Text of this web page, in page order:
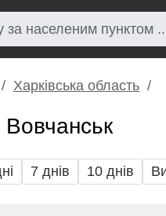
Харківська область
Вовчанськ
7 днів 10 днів